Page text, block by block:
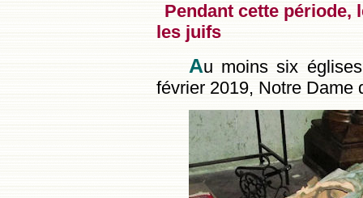
Pendant cette période,
les juifs
Au moins six
février 2019, Notre Dame